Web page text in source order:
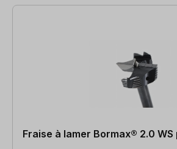
Fraise à lamer Bormax® 2.0